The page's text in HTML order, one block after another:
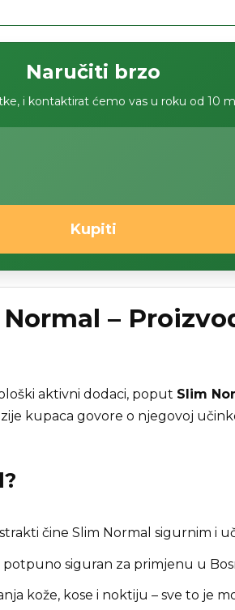
Naručiti brzo
i kontaktirat ćemo vas u roku od 10
Kupiti
–
aktivni dodaci, poput Slim
kupaca govore o njegovoj
?
čine Slim Normal sigurnim i
siguran za primjenu u
kože, kose i noktiju – sve to je